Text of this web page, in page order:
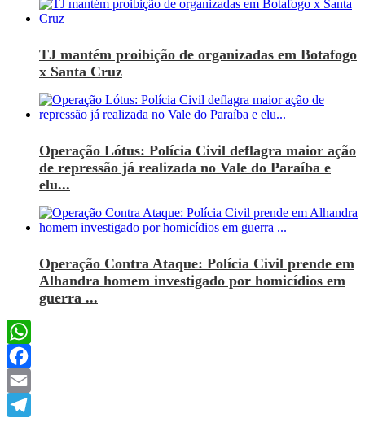
TJ mantém proibição de organizadas em Botafogo
x Santa Cruz
Operação Lótus: Polícia Civil deflagra maior ação
de repressão já realizada no Vale do Paraíba e
elu...
Operação Contra Ataque: Polícia Civil prende em
Alhandra homem investigado por homicídios em
guerra ...
WhatsApp
Facebook
Email